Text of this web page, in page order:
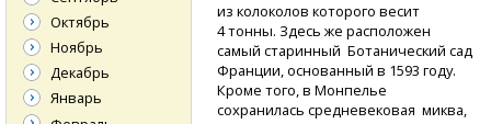
из колоколов которого весит
4 тонны. Здесь же расположен
самый старинный Ботанический сад
Франции, основанный в 1593 году.
Кроме того, в Монпелье
сохранилась средневековая миква,
Октябрь
Ноябрь
Декабрь
Январь